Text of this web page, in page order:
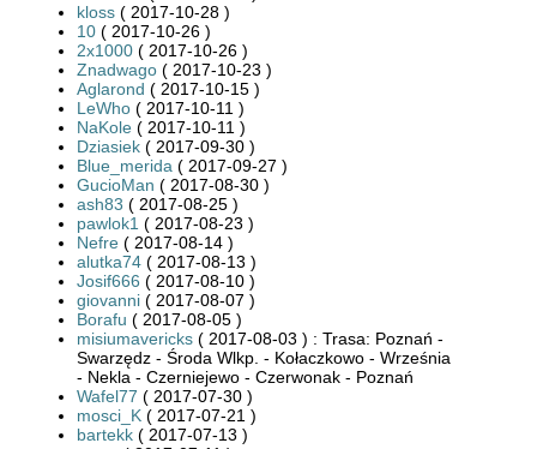
kloss ( 2017-10-28 )
10 ( 2017-10-26 )
2x1000 ( 2017-10-26 )
Znadwago ( 2017-10-23 )
Aglarond ( 2017-10-15 )
LeWho ( 2017-10-11 )
NaKole ( 2017-10-11 )
Dziasiek ( 2017-09-30 )
Blue_merida ( 2017-09-27 )
GucioMan ( 2017-08-30 )
ash83 ( 2017-08-25 )
pawlok1 ( 2017-08-23 )
Nefre ( 2017-08-14 )
alutka74 ( 2017-08-13 )
Josif666 ( 2017-08-10 )
giovanni ( 2017-08-07 )
Borafu ( 2017-08-05 )
misiumavericks ( 2017-08-03 ) : Trasa: Poznań -
Swarzędz - Środa Wlkp. - Kołaczkowo - Września
- Nekla - Czerniejewo - Czerwonak - Poznań
Wafel77 ( 2017-07-30 )
mosci_K ( 2017-07-21 )
bartekk ( 2017-07-13 )